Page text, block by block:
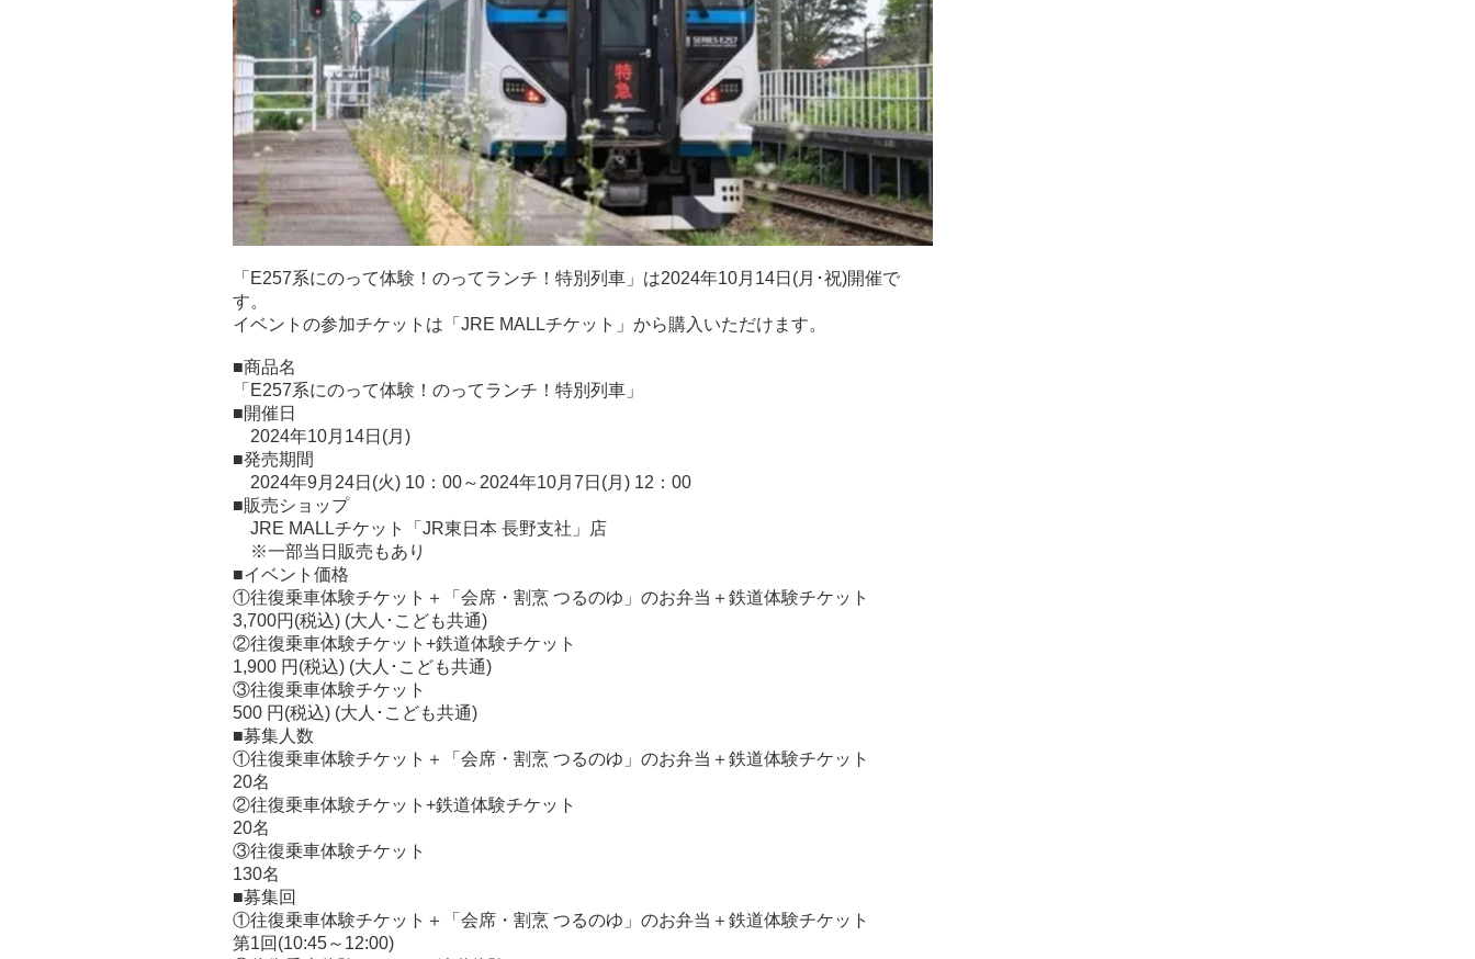
「E257系にのって体験！のってランチ！特別列車」は2024年10月14日(月･祝)開催で
す。
イベントの参加チケットは「JRE MALLチケット」から購入いただけます。
■商品名
「E257系にのって体験！のってランチ！特別列車」
■開催日
2024年10月14日(月)
■発売期間
2024年9月24日(火) 10：00～2024年10月7日(月) 12：00
■販売ショップ
JRE MALLチケット「JR東日本 長野支社」店
※一部当日販売もあり
■イベント価格
①往復乗車体験チケット＋「会席・割烹 つるのゆ」のお弁当＋鉄道体験チケット
3,700円(税込) (大人･こども共通)
②往復乗車体験チケット+鉄道体験チケット
1,900 円(税込) (大人･こども共通)
③往復乗車体験チケット
500 円(税込) (大人･こども共通)
■募集人数
①往復乗車体験チケット＋「会席・割烹 つるのゆ」のお弁当＋鉄道体験チケット
20名
②往復乗車体験チケット+鉄道体験チケット
20名
③往復乗車体験チケット
130名
■募集回
①往復乗車体験チケット＋「会席・割烹 つるのゆ」のお弁当＋鉄道体験チケット
第1回(10:45～12:00)